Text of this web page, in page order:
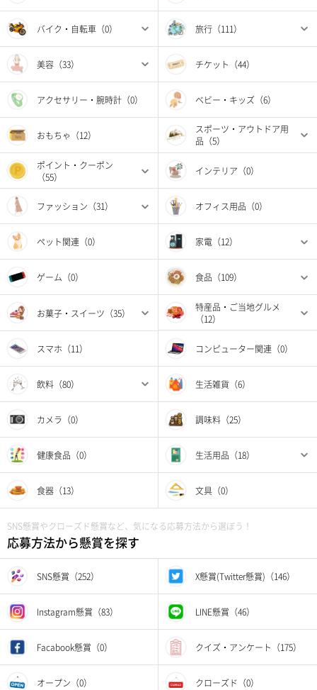
バイク・自転車（0） 旅行（111）
美容（33） チケット（44）
アクセサリー・腕時計（0） ベビー・キッズ（6）
おもちゃ（12）
スポーツ・アウトドア用
品（5）
ポイント・クーポン
（55）
インテリア（0）
ファッション（31） オフィス用品（0）
ペット関連（0） 家電（12）
ゲーム（0） 食品（109）
お菓子・スイーツ（35）
特産品・ご当地グルメ
（12）
スマホ（11） コンピューター関連（0）
飲料（80） 生活雑貨（6）
カメラ（0） 調味料（25）
健康食品（0） 生活用品（18）
食器（13） 文具（0）
SNS懸賞やクローズド懸賞など、気になる応募方法から選ぼう！
応募方法から懸賞を探す
SNS懸賞（252） X懸賞(Twitter懸賞)（146）
Instagram懸賞（83） LINE懸賞（46）
Facabook懸賞（0） クイズ・アンケート（175）
オープン（0） クローズド（0）